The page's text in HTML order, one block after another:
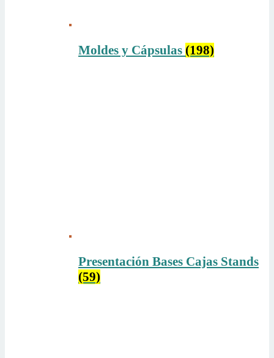
Moldes y Cápsulas (198)
Presentación Bases Cajas Stands
(59)